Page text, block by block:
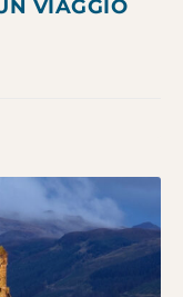
VIAGGIO